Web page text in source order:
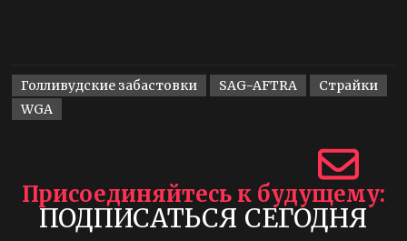
Голливудские забастовки SAG-AFTRA
Страйки
WGA
Присоединяйтесь к будущему
ПОДПИСАТЬСЯ СЕГОДНЯ